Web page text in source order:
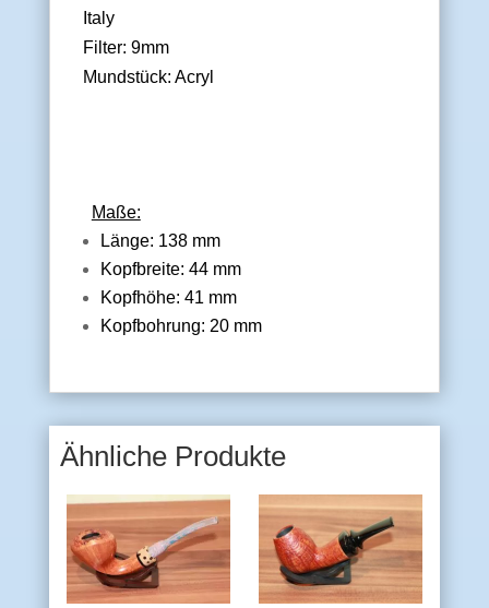
Italy
Filter: 9mm
Mundstück: Acryl
Maße:
Länge: 138 mm
Kopfbreite: 44 mm
Kopfhöhe: 41 mm
Kopfbohrung: 20 mm
Ähnliche Produkte